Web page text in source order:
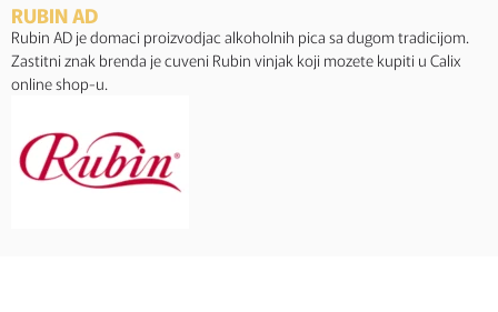
RUBIN AD
Rubin AD je domaci proizvodjac alkoholnih pica sa dugom tradicijom.
Zastitni znak brenda je cuveni Rubin vinjak koji mozete kupiti u Calix
online shop-u.